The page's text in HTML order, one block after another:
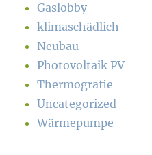
Gaslobby
klimaschädlich
Neubau
Photovoltaik PV
Thermografie
Uncategorized
Wärmepumpe